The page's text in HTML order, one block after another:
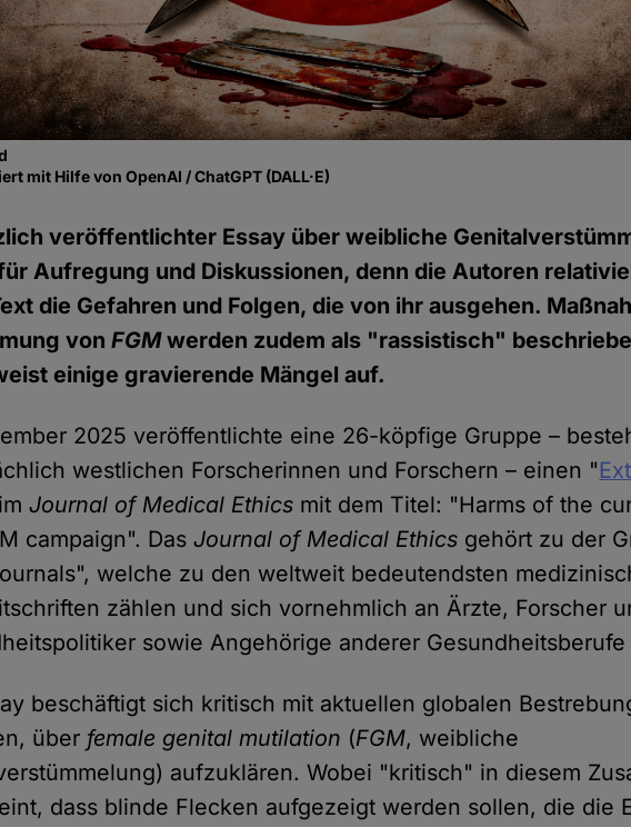
mit Hilfe von OpenAI / ChatGPT (DALL·E)
veröffentlichter Essay über weibliche
Aufregung und Diskussionen, denn die Autoren
die Gefahren und Folgen, die von ihr ausgehen.
vonFGMwerden zudem als "rassistisch"
einige gravierende Mängel auf.
2025 veröffentlichte eine 26-köpfige Gruppe –
westlichen Forscherinnen und Forschern – einen "
Journal of Medical Ethics mit dem Titel: "Harms of the
campaign". DasJournal of Medical Ethics gehört zu der
welche zu den weltweit bedeutendsten
zählen und sich vornehmlich an Ärzte, Forscher
sowie Angehörige anderer
beschäftigt sich kritisch mit aktuellen globalen
über female genital mutilation (FGM, weibliche
aufzuklären. Wobei "kritisch" in diesem
dass blinde Flecken aufgezeigt werden sollen, die die